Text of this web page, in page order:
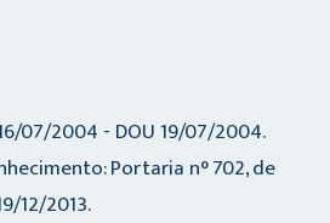
07/2004 - DOU 19/07/2004.
Portaria n° 702, de
12/2013.